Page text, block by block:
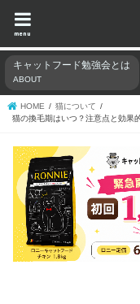
menu
キャットフード勉強会とは
ABOUT
HOME
猫について
猫の換毛期はいつ？注意点と効果